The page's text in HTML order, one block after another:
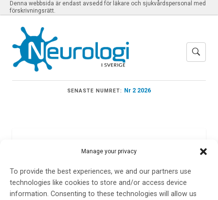
Manage your privacy
To provide the best experiences, we and our partners use
technologies like cookies to store and/or access device
information. Consenting to these technologies will allow us
Denna webbsida är endast avsedd för läkare och sjukvårdspersonal med
förskrivningsrätt.
SENASTE NUMRET: Nr 2 2026
lästips